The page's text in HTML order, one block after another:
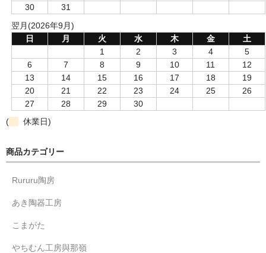
30
31
翌月(2026年9月)
日
月 火 水 木 金
土
1
2 3 4
5
6
7 8 9 10 11
12
13
14 15 16 17 18
19
20
21 22 23 24 25
26
27
28 29
30
(
休業日)
商品カテゴリー
Rururu陶房
あき陶器工房
こまがた
やちむん工房與那嶺